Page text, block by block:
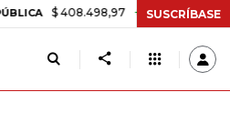
$ 408.498,97 +$ 8.753,81 +2,19%
SUSCRÍBASE